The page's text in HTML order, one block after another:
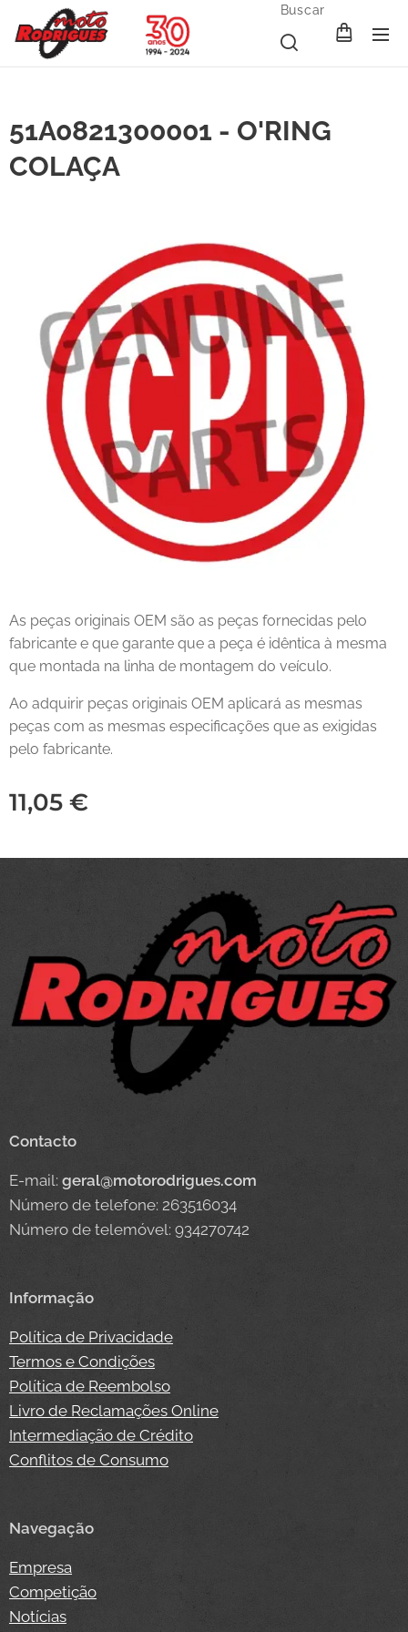
Buscar
51A0821300001 - O'RING
COLAÇA
As peças originais OEM são as peças fornecidas pelo
fabricante e que garante que a peça é idêntica à mesma
que montada na linha de montagem do veículo.
Ao adquirir peças originais OEM aplicará as mesmas
peças com as mesmas especificações que as exigidas
pelo fabricante.
11,05 €
Contacto
E-mail: geral@motorodrigues.com
Número de telefone: 263516034
Número de telemóvel: 934270742
Informação
Política de Privacidade
Termos e Condições
Política de Reembolso
Livro de Reclamações Online
Intermediação de Crédito
Conflitos de Consumo
Navegação
Empresa
Competição
Notícias